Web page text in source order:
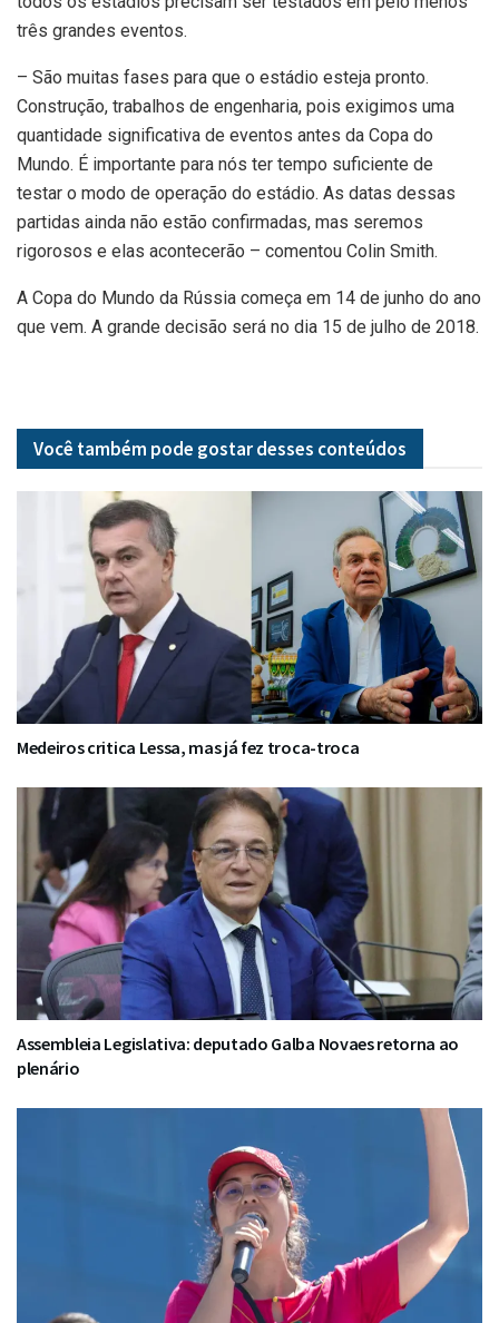
três grandes eventos.
– São muitas fases para que o estádio esteja pronto.
Construção, trabalhos de engenharia, pois exigimos uma
quantidade significativa de eventos antes da Copa do
Mundo. É importante para nós ter tempo suficiente de
testar o modo de operação do estádio. As datas dessas
partidas ainda não estão confirmadas, mas seremos
rigorosos e elas acontecerão – comentou Colin Smith.
A Copa do Mundo da Rússia começa em 14 de junho do ano
que vem. A grande decisão será no dia 15 de julho de 2018.
Você também pode gostar desses conteúdos
Medeiros critica Lessa, mas já fez troca-troca
Assembleia Legislativa: deputado Galba Novaes retorna ao
plenário